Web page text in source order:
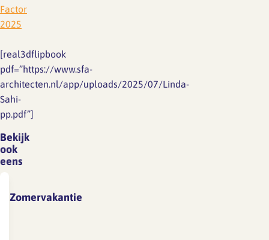
Factor
2025
[real3dflipbook
pdf=”https://www.sfa-
architecten.nl/app/uploads/2025/07/Linda-
Sahi-
pp.pdf”]
Bekijk
ook
eens
Zomervakantie